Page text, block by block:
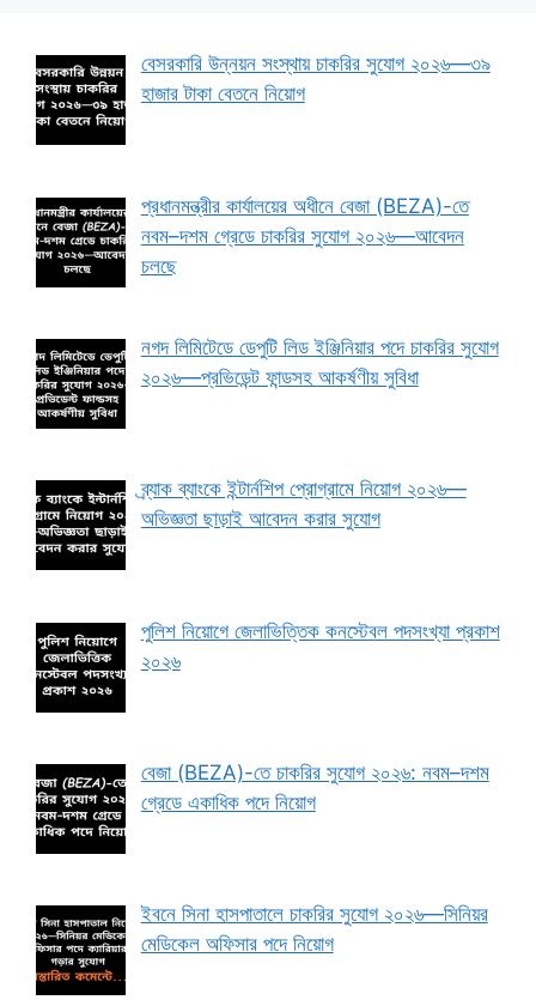
বেসরকারি উন্নয়ন সংস্থায় চাকরির সুযোগ ২০২৬—৩৯
হাজার টাকা বেতনে নিয়োগ
প্রধানমন্ত্রীর কার্যালয়ের অধীনে বেজা (BEZA)-তে
নবম–দশম গ্রেডে চাকরির সুযোগ ২০২৬—আবেদন
চলছে
নগদ লিমিটেডে ডেপুটি লিড ইঞ্জিনিয়ার পদে চাকরির সুযোগ
২০২৬—প্রভিডেন্ট ফান্ডসহ আকর্ষণীয় সুবিধা
ব্র্যাক ব্যাংকে ইন্টার্নশিপ প্রোগ্রামে নিয়োগ ২০২৬—
অভিজ্ঞতা ছাড়াই আবেদন করার সুযোগ
পুলিশ নিয়োগে জেলাভিত্তিক কনস্টেবল পদসংখ্যা প্রকাশ
২০২৬
বেজা (BEZA)-তে চাকরির সুযোগ ২০২৬: নবম–দশম
গ্রেডে একাধিক পদে নিয়োগ
ইবনে সিনা হাসপাতালে চাকরির সুযোগ ২০২৬—সিনিয়র
মেডিকেল অফিসার পদে নিয়োগ